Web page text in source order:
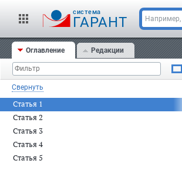
cистема
ГАРАНТ Например,
Оглавление Редакции
Свернуть
Статья 1
Статья 2
Статья 3
Статья 4
Статья 5